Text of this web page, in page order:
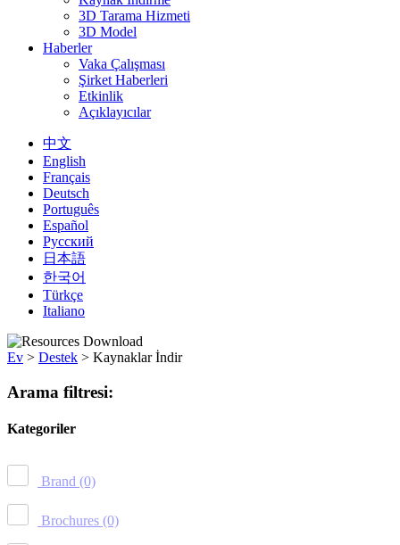
3D Tarama Hizmeti
3D Model
Haberler
Vaka Çalışması
Şirket Haberleri
Etkinlik
Açıklayıcılar
中文
English
Français
Deutsch
Português
Español
Русский
日本語
한국어
Türkçe
Italiano
Ev > Destek > Kaynaklar İndir
Arama filtresi:
Kategoriler
Brand (0)
Brochures (0)